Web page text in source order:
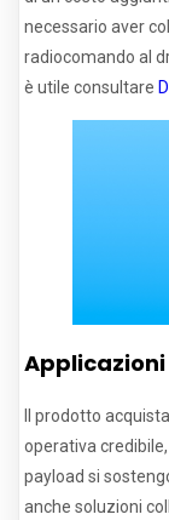
necessario aver
radiocomando al
è utile consultare
Il prodotto
operativa
payload si
anche soluzioni